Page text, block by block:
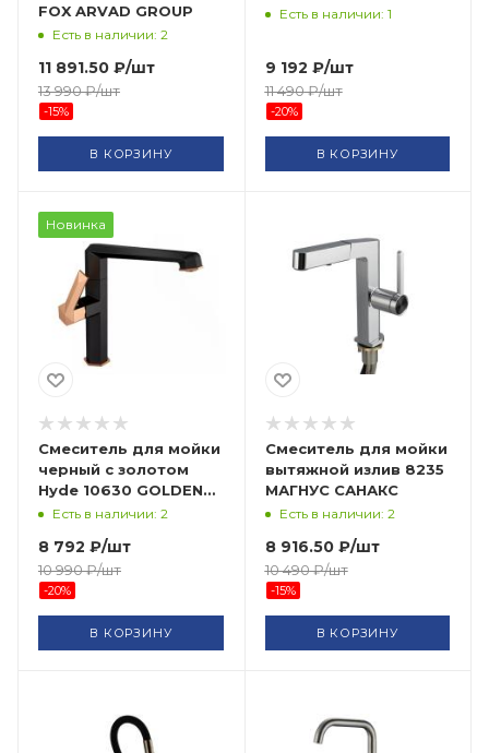
FOX ARVAD GROUP
Есть в наличии: 2
11 891.50 ₽/шт
13 990₽/шт
-15%
В КОРЗИНУ
Есть в наличии: 1
9 192 ₽/шт
11 490₽/шт
-20%
В КОРЗИНУ
Новинка
Смеситель для мойки
черный с золотом
Hyde 10630 GOLDEN
FOX ARVAD GROUP
Есть в наличии: 2
8 792 ₽/шт
10 990₽/шт
-20%
В КОРЗИНУ
Смеситель для мойки
вытяжной излив 8235
МАГНУС САНАКС
Есть в наличии: 2
8 916.50₽/шт
10 490₽/шт
-15%
В КОРЗИНУ